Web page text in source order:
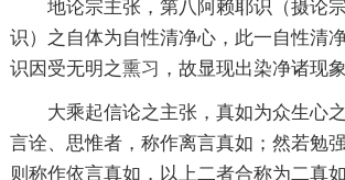
地论宗主张，第八阿赖耶识（摄论宗
识）之自体为自性清净心，此一自性清
识因受无明之熏习 ，故显现出染净诸现象
大乘起信论之主张，真如为众生心
言诠、思惟者，称作离言真如；然若勉
则称作依言真如，以上二者合称为二真